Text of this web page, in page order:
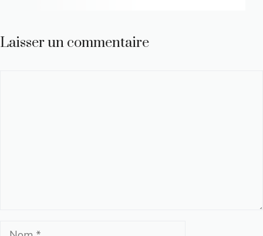
Laisser un commentaire
Nom